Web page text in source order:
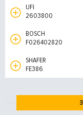
UFI
2603800
BOSCH
F026402820
SHAFER
FE386